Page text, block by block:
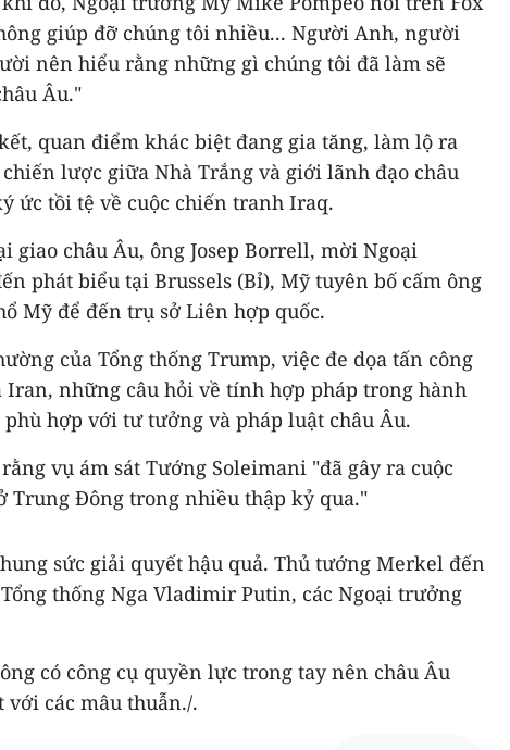
giúp đỡ chúng tôi nhiều... Người Anh, người
nên hiểu rằng những gì chúng tôi đã làm sẽ
Âu."
quan điểm khác biệt đang gia tăng, làm lộ ra
lược giữa Nhà Trắng và giới lãnh đạo châu
ức tồi tệ về cuộc chiến tranh Iraq.
giao châu Âu, ông Josep Borrell, mời Ngoại
phát biểu tại Brussels (Bỉ), Mỹ tuyên bố cấm ông
Mỹ để đến trụ sở Liên hợp quốc.
của Tổng thống Trump, việc đe dọa tấn công
Iran, những câu hỏi về tính hợp pháp trong hành
hợp với tư tưởng và pháp luật châu Âu.
vụ ám sát Tướng Soleimani "đã gây ra cuộc
Trung Đông trong nhiều thập kỷ qua."
sức giải quyết hậu quả. Thủ tướng Merkel đến
thống Nga Vladimir Putin, các Ngoại trưởng
có công cụ quyền lực trong tay nên châu Âu
các mâu thuẫn./.